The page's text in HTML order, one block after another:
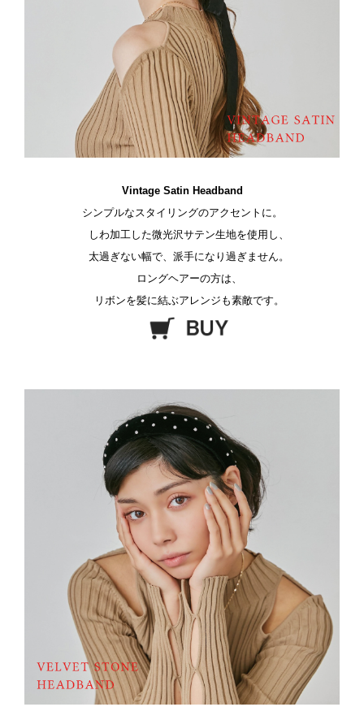
Vintage Satin Headband
シンプルなスタイリングのアクセントに。
しわ加工した微光沢サテン生地を使用し、
太過ぎない幅で、派手になり過ぎません。
ロングヘアーの方は、
リボンを髪に結ぶアレンジも素敵です。